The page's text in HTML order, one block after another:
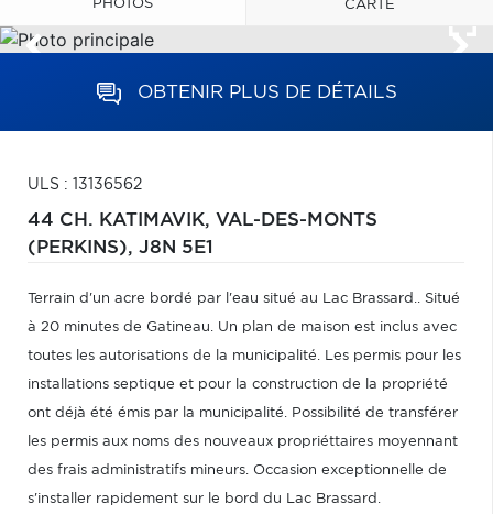
PHOTOS CARTE
OBTENIR PLUS DE DÉTAILS
ULS : 13136562
44 CH. KATIMAVIK, VAL-DES-MONTS
(PERKINS), J8N 5E1
Terrain d'un acre bordé par l'eau situé au Lac Brassard.. Situé
à 20 minutes de Gatineau. Un plan de maison est inclus avec
toutes les autorisations de la municipalité. Les permis pour les
installations septique et pour la construction de la propriété
ont déjà été émis par la municipalité. Possibilité de transférer
les permis aux noms des nouveaux propriéttaires moyennant
des frais administratifs mineurs. Occasion exceptionnelle de
s'installer rapidement sur le bord du Lac Brassard.